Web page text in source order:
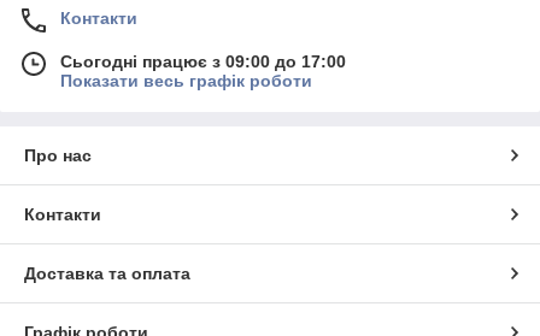
Контакти
Сьогодні працює з 09:00 до 17:00
Показати весь графік роботи
Про нас
Контакти
Доставка та оплата